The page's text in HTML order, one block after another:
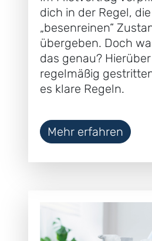
dich in der Regel,
„besenreinen“
übergeben. Doch
das genau?
regelmäßig
es klare Regeln.
Mehr erfahren